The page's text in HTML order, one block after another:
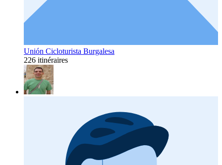
Unión Cicloturista Burgalesa
226 itinéraires